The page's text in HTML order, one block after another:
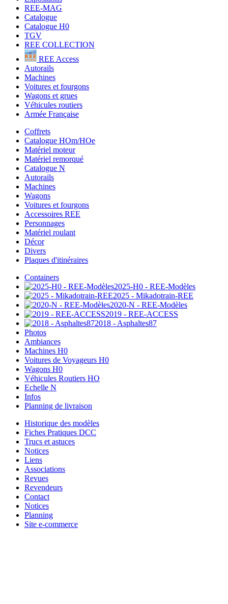
REE-MAG
Catalogue
Catalogue H0
TGV
REE COLLECTION
REE Access
Autorails
Machines
Voitures et fourgons
Wagons et grues
Véhicules routiers
Armée Française
Coffrets
Catalogue HOm/HOe
Matériel moteur
Matériel remorqué
Catalogue N
Autorails
Machines
Wagons
Voitures et fourgons
Accessoires REE
Personnages
Matériel roulant
Décor
Divers
Plaques d'itinéraires
Containers
2025-H0 - REE-Modèles
2025 - Mikadotrain-REE
2020-N - REE-Modèles
2019 - REE-ACCESS
2018 - Asphaltes87
Photos
Ambiances
Machines H0
Voitures de Voyageurs H0
Wagons H0
Véhicules Routiers HO
Echelle N
Infos
Planning de livraison
Historique des modèles
Fiches Pratiques DCC
Trucs et astuces
Notices
Liens
Associations
Revues
Revendeurs
Contact
Notices
Planning
Site e-commerce